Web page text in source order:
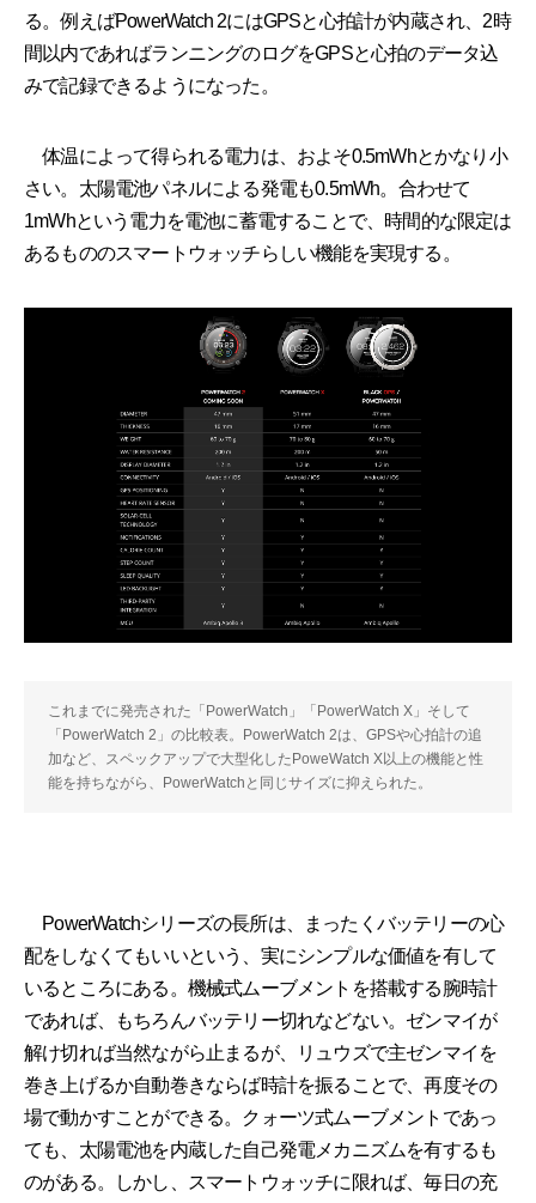
る。例えばPowerWatch 2にはGPSと心拍計が内蔵され、2時
間以内であればランニングのログをGPSと心拍のデータ込
みで記録できるようになった。
体温によって得られる電力は、およそ0.5mWhとかなり小
さい。太陽電池パネルによる発電も0.5mWh。合わせて
1mWhという電力を電池に蓄電することで、時間的な限定は
あるもののスマートウォッチらしい機能を実現する。
これまでに発売された「PowerWatch」「PowerWatch X」そして
「PowerWatch 2」の比較表。PowerWatch 2は、GPSや心拍計の追
加など、スペックアップで大型化したPoweWatch X以上の機能と性
能を持ちながら、PowerWatchと同じサイズに抑えられた。
PowerWatchシリーズの長所は、まったくバッテリーの心
配をしなくてもいいという、実にシンプルな価値を有して
いるところにある。機械式ムーブメントを搭載する腕時計
であれば、もちろんバッテリー切れなどない。ゼンマイが
解け切れば当然ながら止まるが、リュウズで主ゼンマイを
巻き上げるか自動巻きならば時計を振ることで、再度その
場で動かすことができる。クォーツ式ムーブメントであっ
ても、太陽電池を内蔵した自己発電メカニズムを有するも
のがある。しかし、スマートウォッチに限れば、毎日の充